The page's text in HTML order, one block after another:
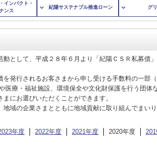
閉じる
閉じる
閉じる
閉じる
人権
障がい
ご高
サス
ESG
金融
創立
閉じる
インパクト・
ンス
紀陽サステナブル推進ローン グ
として、平成２８年６月より「紀陽ＣＳＲ私募債
を発行されるお客さまから申し受ける手数料の一部
医療・福祉施設、環境保全や文化財保護を行う団体
にお選びいただくことができます。
域の企業さまとともに地域貢献に取り組んでまいり
年度 2022年度 2021年度 2020年度